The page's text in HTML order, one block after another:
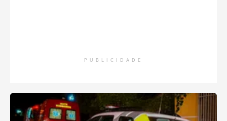
PUBLICIDADE